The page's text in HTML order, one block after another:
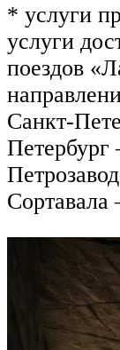
* услуги
услуги
поездов
Санкт-
Петербург
Сортавала